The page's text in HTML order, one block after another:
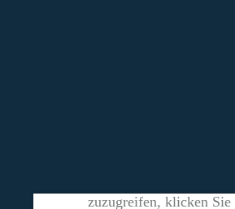
zuzugreifen, klicken Sie